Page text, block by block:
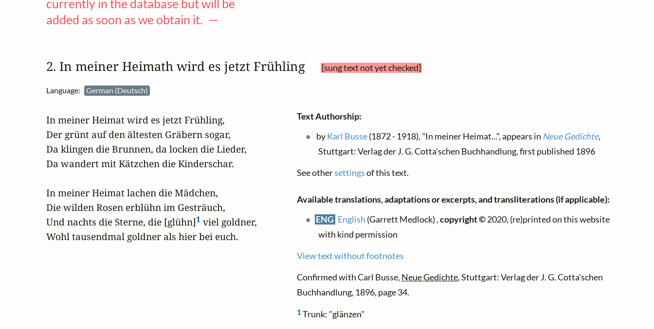
currently in the database but will be
added as soon as we obtain it. —
2. In meiner Heimath wird es jetzt Frühling [sung text not yet checked]
Language: German (Deutsch)
In meiner Heimat wird es jetzt Frühling,
Der grünt auf den ältesten Gräbern sogar,
Da klingen die Brunnen, da locken die Lieder,
Da wandert mit Kätzchen die Kinderschar.
In meiner Heimat lachen die Mädchen,
Die wilden Rosen erblühn im Gesträuch,
Und nachts die Sterne, die [glühn]1 viel goldner,
Wohl tausendmal goldner als hier bei euch.
Text Authorship:
byKarl Busse(1872 - 1918), "In meiner Heimat...", appears in Neue Gedichte,
Stuttgart: Verlag der J. G. Cotta'schen Buchhandlung, first published 1896
See othersettingsof this text.
Available translations, adaptations or excerpts, and transliterations (if applicable):
ENG English (Garrett Medlock) ,copyright ©2020, (re)printed on this website
with kind permission
View text without footnotes
Confirmed with Carl Busse, Neue Gedichte, Stuttgart: Verlag der J. G. Cotta'schen
Buchhandlung, 1896, page 34.
1 Trunk: "glänzen"